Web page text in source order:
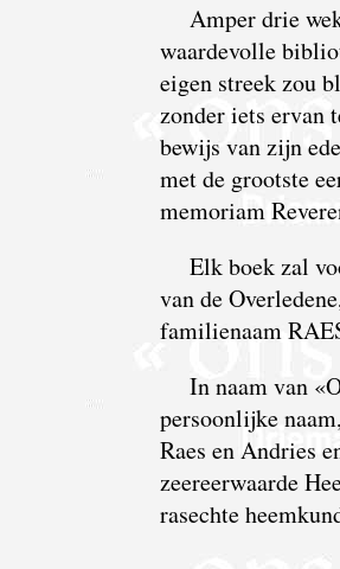
Amper drie
waardevolle
eigen streek zou
zonder iets ervan
bewijs van zijn
met de grootste
memoriam
Elk boek zal
van de
familienaam
In naam van
persoonlijke
Raes en Andries
zeereerwaarde
rasechte